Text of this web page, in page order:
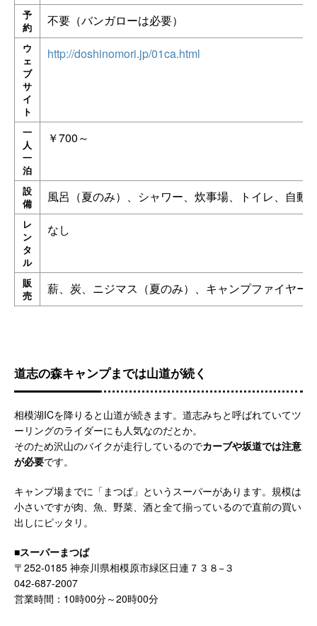
予
約
不要（バンガローは必要）
ウ
ェ
ブ
サ
イ
ト
http://doshinomori.jp/01ca.html
一
人
一
泊
￥700～
設
備
風呂（夏のみ）、シャワー、炊事場、トイレ、自動
レ
ン
タ
ル
なし
販
売
薪、炭、ニジマス（夏のみ）、キャンプファイヤー
道志の森キャンプまでは山道が続く
相模湖ICを降りると山道が続きます。道志みちと呼ばれていてツ
ーリングのライダーにも人気なのだとか。
そのため沢山のバイクが走行しているのでカーブや坂道では注意
が必要です。
キャンプ場までに「まつば」というスーパーがあります。規模は
小さいですが肉、魚、野菜、酒と全て揃っているので直前の買い
出しにピッタリ。
■スーパーまつば
〒252-0185 神奈川県相模原市緑区日連７３８−３
042-687-2007
営業時間：10時00分～20時00分